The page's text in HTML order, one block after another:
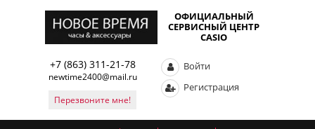
ОФИЦИАЛЬНЫЙ
СЕРВИСНЫЙ ЦЕНТР
CASIO
+7 (863) 311-21-78
newtime2400@mail.ru
Перезвоните мне!
Войти
Регистрация